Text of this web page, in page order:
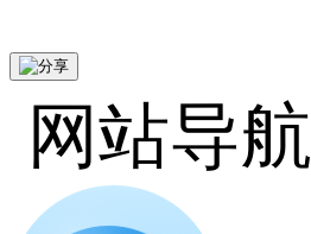
网站导航